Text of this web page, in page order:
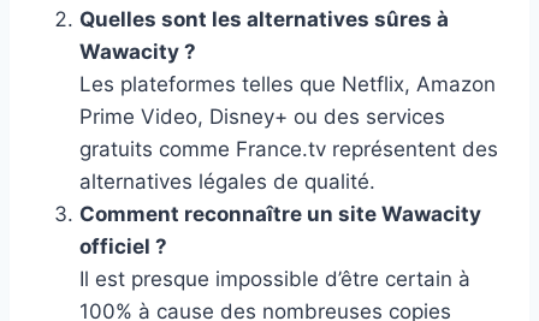
Quelles sont les alternatives sûres à
Wawacity ?
Les plateformes telles que Netflix, Amazon
Prime Video, Disney+ ou des services
gratuits comme France.tv représentent des
alternatives légales de qualité.
Comment reconnaître un site Wawacity
officiel ?
Il est presque impossible d’être certain à
100% à cause des nombreuses copies